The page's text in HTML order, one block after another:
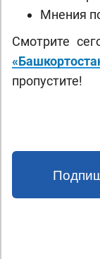
Мнения
Смотрите
пропустите!